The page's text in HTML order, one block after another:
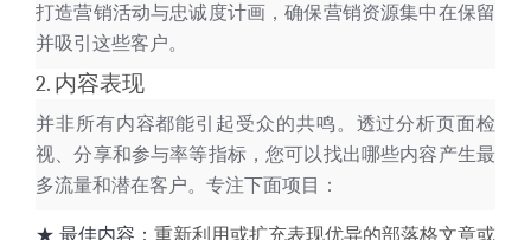
打造营销活动与忠诚度计画，确保营销资源集中在保留
并吸引这些客户。
2. 内容表现
并非所有内容都能引起受众的共鸣。透过分析页面检
视、分享和参与率等指标，您可以找出哪些内容产生最
多流量和潜在客户。专注下面项目：
★ 最佳内容： 重新利用或扩充表现优异的部落格文章或